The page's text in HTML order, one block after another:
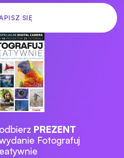
PREZENT
Fotografuj